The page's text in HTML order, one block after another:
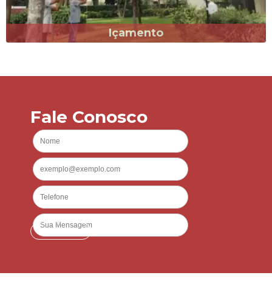
Içamento
Fale Conosco